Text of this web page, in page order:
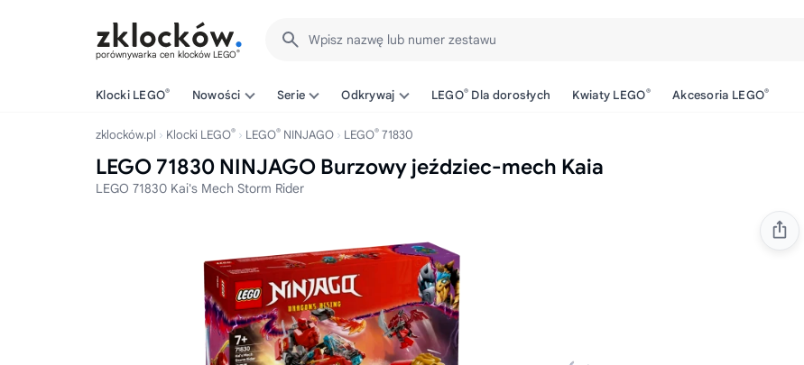
porównywarka cen klocków LEGO®
Wpisz nazwę lub numer zestawu
Klocki LEGO® Nowości Serie Odkrywaj LEGO® Dla dorosłych Kwiaty LEGO® Akcesoria LEGO®
zklocków.pl Klocki LEGO® LEGO® NINJAGO LEGO® 71830
LEGO 71830 NINJAGO Burzowy jeździec-mech Kaia
LEGO 71830 Kai's Mech Storm Rider